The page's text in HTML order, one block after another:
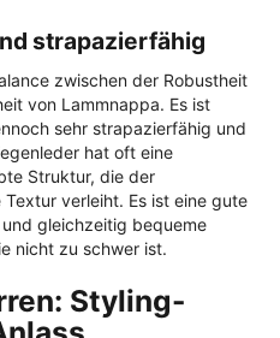
strapazierfähig
zwischen der Robustheit
von Lammnappa. Es ist
sehr strapazierfähig und
hat oft eine
Struktur, die der
verleiht. Es ist eine gute
gleichzeitig bequeme
nicht zu schwer ist.
Styling-